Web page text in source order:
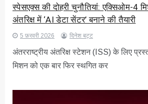
स्पेसएक्स की दोहरी चुनौतियां: एक्सिओम-4
अंतरिक्ष में ‘AI डेटा सेंटर’ बनाने की तैयारी
5 फ़रवरी 2026 दिनेश बट्ट
अंतरराष्ट्रीय अंतरिक्ष स्टेशन (ISS) के लिए
मिशन को एक बार फिर स्थगित कर